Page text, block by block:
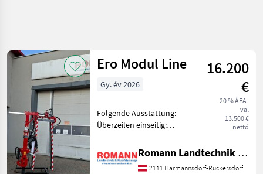
Kategória 5 Ország Szűrők
AKTUÁLIS
ÚTVONAL
Mezőgazdasági
gépek/eszközök
Szoleszeti
Gepek
Visszaállítás
megjelenítése
Ero Modul Line
16.200
€
20 % ÁFA-
val
13.500 €
nettó
Gy. év 2026
Folgende Ausstattung:
Überzeilen einseitig:
1, 65 m * Schnittbreite: 45 -
60 cm * Manuelle
Schnittwinkelverstellung *
Romann Landtechnik & Nutzfahrzeuge e.U.
2111 Harmannsdorf-Rückersdorf